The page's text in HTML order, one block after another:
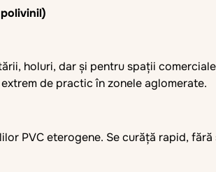
holuri, dar și pentru spații
de practic în zonele aglomerate.
PVC eterogene. Se curăță rapid,